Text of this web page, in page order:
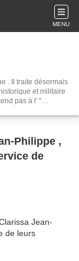
MENU
et militaire
pas à l' "
" des "
Philippe ,
de